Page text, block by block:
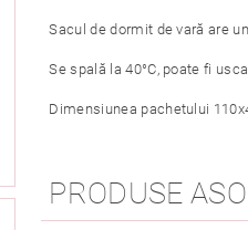
Sacul de dormit de vară are
Se spală la 40°C, poate fi
Dimensiunea pachetului
PRODUSE